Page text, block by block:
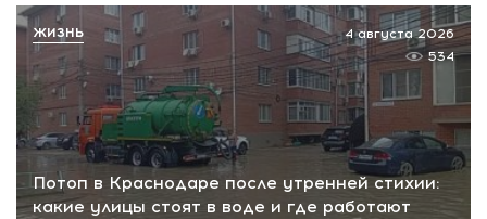
Потоп в Краснодаре после утренней стихии:
какие улицы стоят в воде и где работают
4 августа 2026
534
ЖИЗНЬ